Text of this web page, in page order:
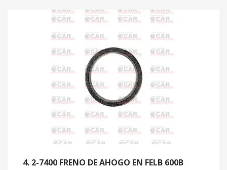
4. 2-7400 FRENO DE AHOGO EN FELB 600B